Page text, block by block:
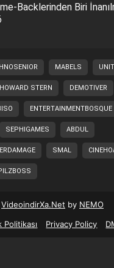
Backlerinden Biri
MABELS
STERN DEMOTIVER
ENTERTAINMENTBOSQUE
SEPHIGAMES ABDUL
SMAL
VideoindirXa.Net by NEMO
Politikası Privacy Policy